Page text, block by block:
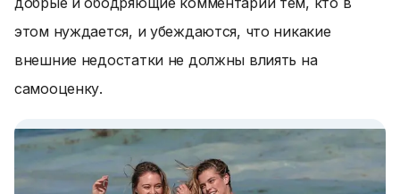
этом нуждается, и убеждаются, что никакие
внешние недостатки не должны влиять на
самооценку.